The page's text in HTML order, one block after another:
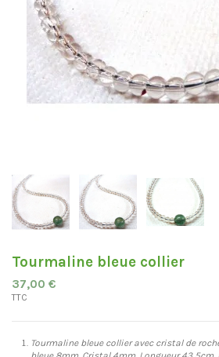
Tourmaline bleue collier
37,00 €
TTC
Tourmaline bleue collier avec cristal de